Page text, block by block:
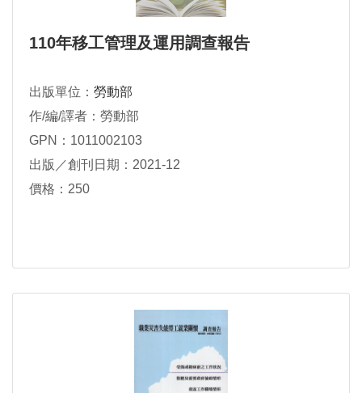
110年移工管理及運用調查報告
出版單位： 勞動部
作/編/譯者：勞動部
GPN：1011002103
出版／創刊日期：2021-12
價格：250